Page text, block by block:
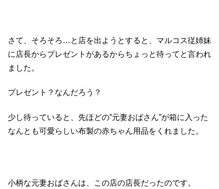
さて、そろそろ…と店を出ようとすると、マルコス従姉妹
に店長からプレゼントがあるからちょっと待ってと言われ
ました。
プレゼント？なんだろう？
少し待っていると、先ほどの”元妻おばさん”が箱に入った
なんとも可愛らしい布製の赤ちゃん用品をくれました。
小柄な元妻おばさんは、この店の店長だったのです。